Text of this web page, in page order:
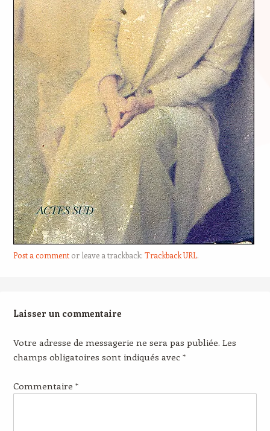
Post a commentor leave a trackback: Trackback URL.
Laisser un commentaire
Votre adresse de messagerie ne sera pas publiée. Les
champs obligatoires sont indiqués avec *
Commentaire *